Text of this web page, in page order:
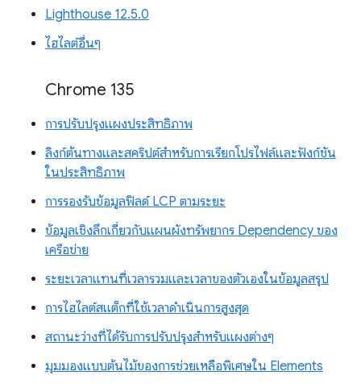
Lighthouse 12.5.0
ไฮไลต์อื่นๆ
Chrome 135
การปรับปรุงแผงประสิทธิภาพ
ลิงก์ต้นทางและสคริปต์สำหรับการเรียกโปรไฟล์และฟังก์ชัน
ในประสิทธิภาพ
การรองรับข้อมูลฟิลด์ LCP ตามระยะ
ข้อมูลเชิงลึกเกี่ยวกับแผนผังทรัพยากร Dependency ของ
เครือข่าย
ระยะเวลาแทนที่เวลารวมและเวลาของตัวเองในข้อมูลสรุป
การไฮไลต์สแต็กที่ใช้เวลาดำเนินการสูงสุด
สถานะว่างที่ได้รับการปรับปรุงสำหรับแผงต่างๆ
มุมมองแบบต้นไม้ของการช่วยเหลือพิเศษใน Elements